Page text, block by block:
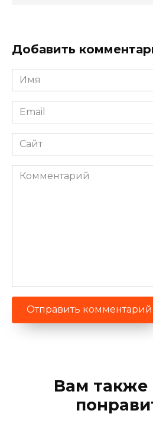
Добавить
Имя
*
Email
*
Сайт
Комментарий
Вам